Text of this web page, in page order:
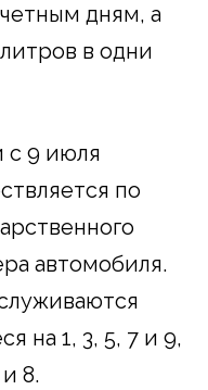
дням, а
в одни
с 9 июля
по
автомобиля.
на 1, 3, 5, 7 и 9,
8.